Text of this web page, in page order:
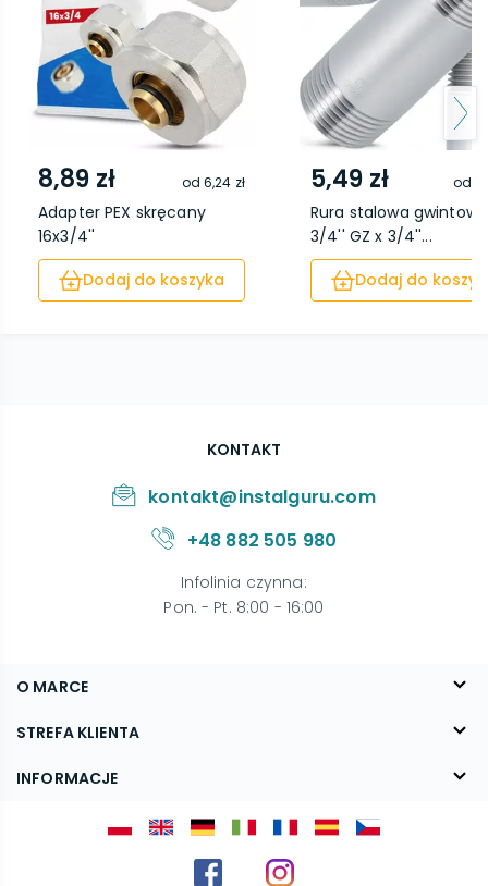
8,89 zł od6,24 zł
Adapter PEX skręcany
16x3/4''
Dodaj do koszyka
5,49 zł od
Rura stalowa
3/4'' GZ x 3/4''...
Dodaj do
O MARCE
O nas
Blog
STREFA KLIENTA
FAQ
INFORMACJE
KONTAKT
kontakt@instalguru.com
+48 882 505 980
Infolinia czynna:
Pon. - Pt. 8:00 - 16:00